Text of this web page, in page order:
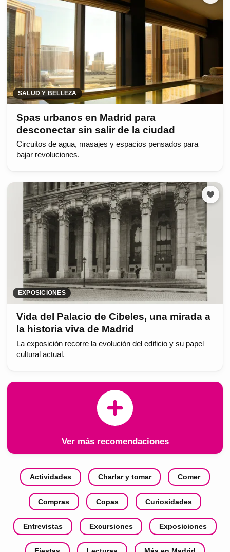
SALUD Y BELLEZA
Spas urbanos en Madrid para
desconectar sin salir de la ciudad
Circuitos de agua, masajes y espacios pensados para
bajar revoluciones.
EXPOSICIONES
Vida del Palacio de Cibeles, una mirada a
la historia viva de Madrid
La exposición recorre la evolución del edificio y su papel
cultural actual.
Ver más recomendaciones
Actividades Charlar y tomar Comer
Compras Copas Curiosidades
Entrevistas Excursiones Exposiciones